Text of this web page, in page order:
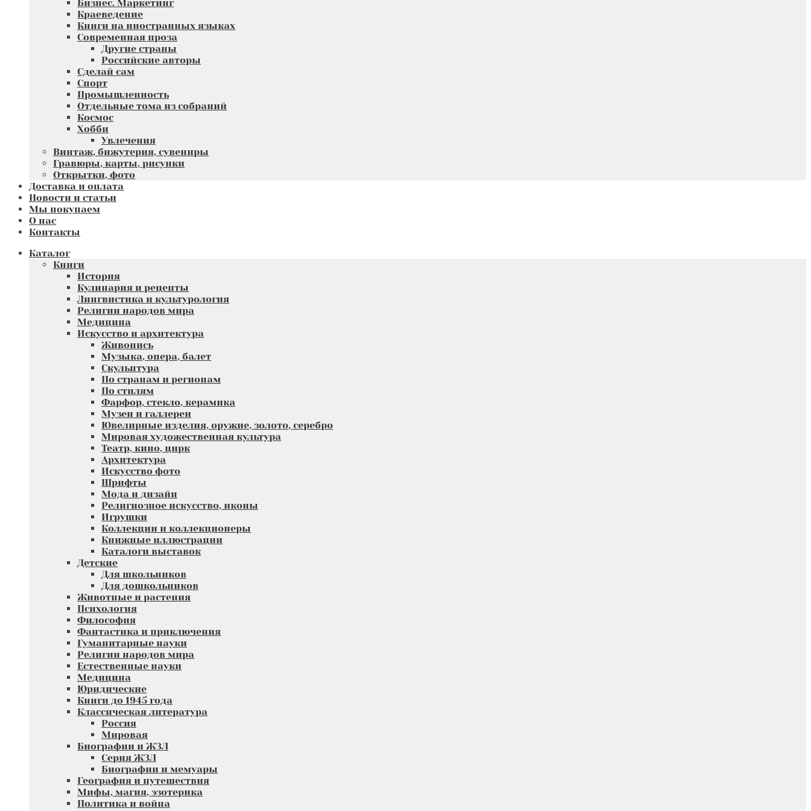
Бизнес. Маркетинг
Краеведение
Книги на иностранных языках
Современная проза
Другие страны
Российские авторы
Сделай сам
Спорт
Промышленность
Отдельные тома из собраний
Космос
Хобби
Увлечения
Винтаж, бижутерия, сувениры
Гравюры, карты, рисунки
Открытки, фото
Доставка и оплата
Новости и статьи
Мы покупаем
О нас
Контакты
Каталог
Книги
История
Кулинария и рецепты
Лингвистика и культурология
Религии народов мира
Медицина
Искусство и архитектура
Живопись
Музыка, опера, балет
Скульптура
По странам и регионам
По стилям
Фарфор, стекло, керамика
Музеи и галлереи
Ювелирные изделия, оружие, золото, серебро
Мировая художественная культура
Театр, кино, цирк
Архитектура
Искусство фото
Шрифты
Мода и дизайн
Религиозное искусство, иконы
Игрушки
Коллекции и коллекционеры
Книжные иллюстрации
Каталоги выставок
Детские
Для школьников
Для дошкольников
Животные и растения
Психология
Философия
Фантастика и приключения
Гуманитарные науки
Религии народов мира
Естественные науки
Медицина
Юридические
Книги до 1945 года
Классическая литература
Россия
Мировая
Биографии и ЖЗЛ
Серия ЖЗЛ
Биографии и мемуары
География и путешествия
Мифы, магия, эзотерика
Политика и война